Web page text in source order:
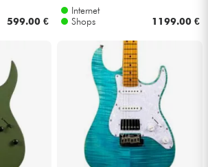
599.00 €
Internet
Shops
1199.00 €